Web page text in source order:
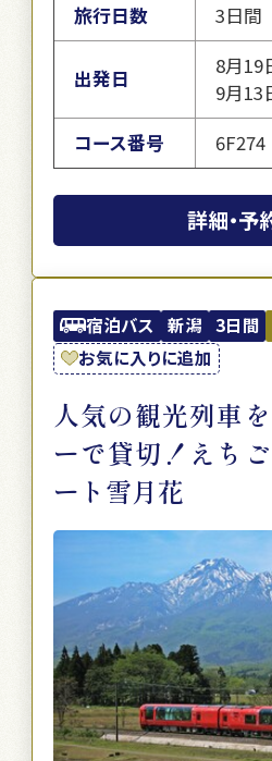
旅行日数 3日間
出発日
8月19
9月13
コース番号
6F274
詳細・予
宿泊バス 新潟 3日間
お気に入りに追加
人気の観光列車
ーで貸切！えち
ート雪月花